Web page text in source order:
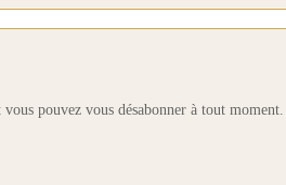
vous pouvez vous désabonner à tout moment.